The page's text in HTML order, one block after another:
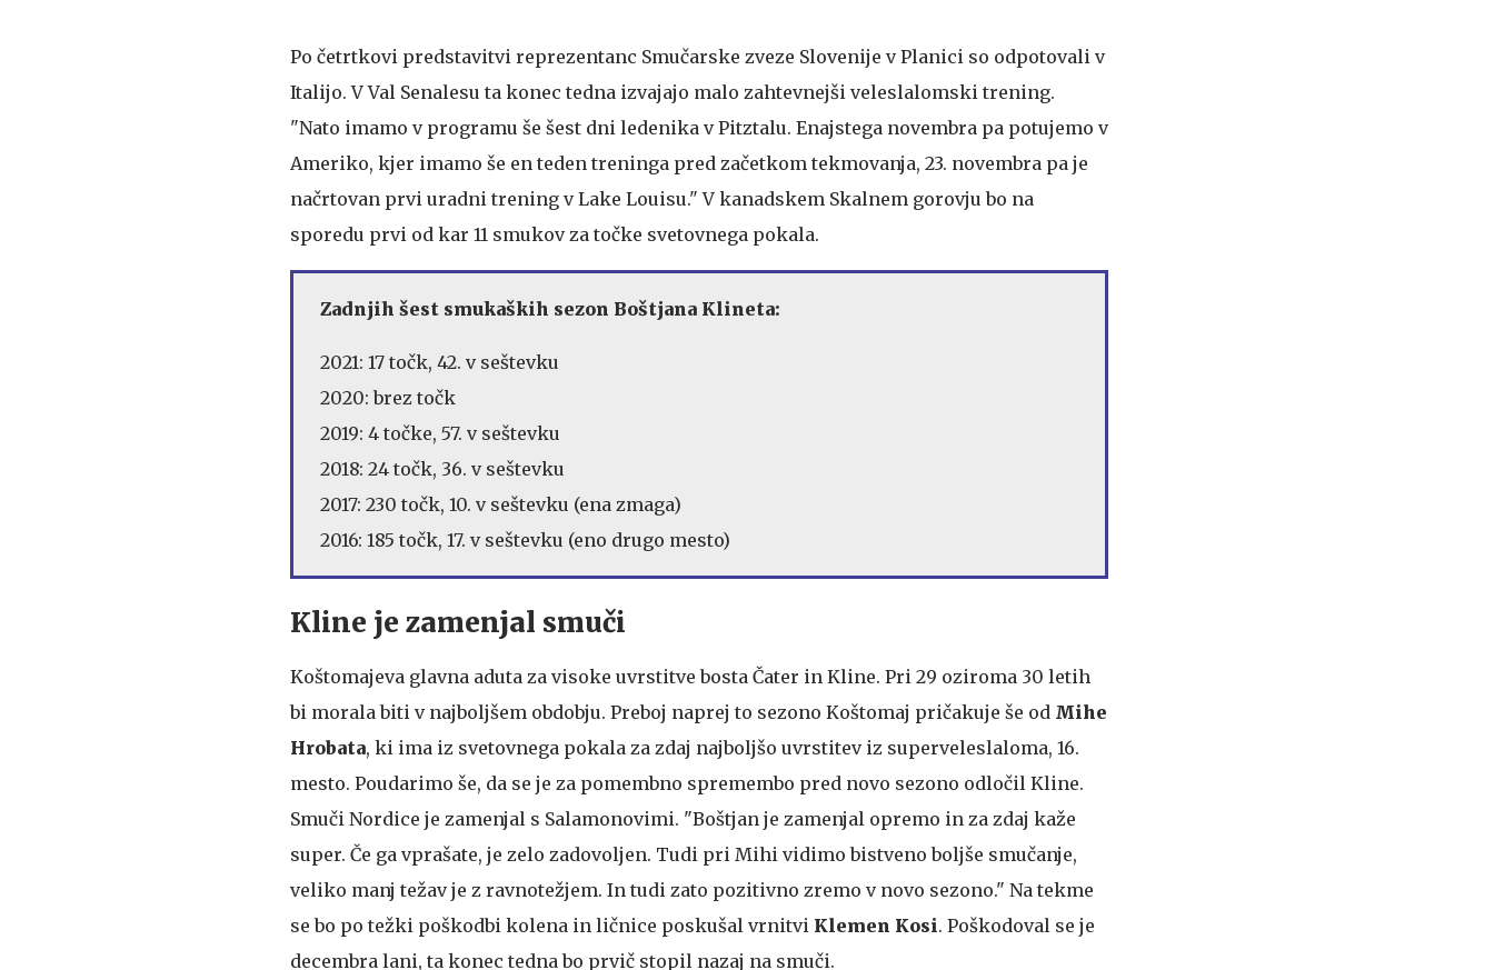
Po četrtkovi predstavitvi reprezentanc Smučarske zveze Slovenije v Planici so odpotovali v
Italijo. V Val Senalesu ta konec tedna izvajajo malo zahtevnejši veleslalomski trening.
"Nato imamo v programu še šest dni ledenika v Pitztalu. Enajstega novembra pa potujemo v
Ameriko, kjer imamo še en teden treninga pred začetkom tekmovanja, 23. novembra pa je
načrtovan prvi uradni trening v Lake Louisu." V kanadskem Skalnem gorovju bo na
sporedu prvi od kar 11 smukov za točke svetovnega pokala.
Zadnjih šest smukaških sezon Boštjana Klineta:
2021: 17 točk, 42. v seštevku
2020: brez točk
2019: 4 točke, 57. v seštevku
2018: 24 točk, 36. v seštevku
2017: 230 točk, 10. v seštevku (ena zmaga)
2016: 185 točk, 17. v seštevku (eno drugo mesto)
Kline je zamenjal smuči
Koštomajeva glavna aduta za visoke uvrstitve bosta Čater in Kline. Pri 29 oziroma 30 letih
bi morala biti v najboljšem obdobju. Preboj naprej to sezono Koštomaj pričakuje še od Mihe
Hrobata, ki ima iz svetovnega pokala za zdaj najboljšo uvrstitev iz superveleslaloma, 16.
mesto. Poudarimo še, da se je za pomembno spremembo pred novo sezono odločil Kline.
Smuči Nordice je zamenjal s Salamonovimi. "Boštjan je zamenjal opremo in za zdaj kaže
super. Če ga vprašate, je zelo zadovoljen. Tudi pri Mihi vidimo bistveno boljše smučanje,
veliko manj težav je z ravnotežjem. In tudi zato pozitivno zremo v novo sezono." Na tekme
se bo po težki poškodbi kolena in ličnice poskušal vrnitvi Klemen Kosi. Poškodoval se je
decembra lani, ta konec tedna bo prvič stopil nazaj na smuči.